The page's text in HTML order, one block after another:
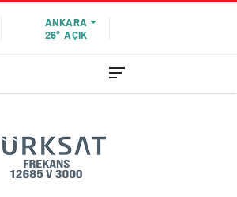
ANKARA
26° AÇIK